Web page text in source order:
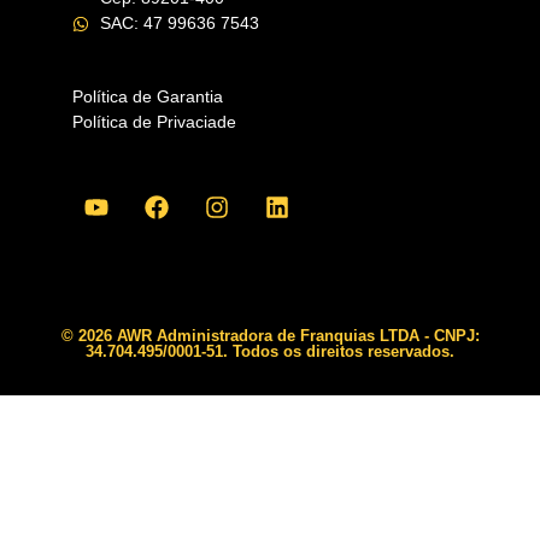
SAC: 47 99636 7543
Política de Garantia
Política de Privaciade
© 2026 AWR Administradora de Franquias LTDA - CNPJ:
34.704.495/0001-51. Todos os direitos reservados.